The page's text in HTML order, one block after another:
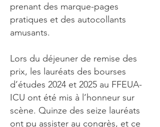
prenant des marque-pages
pratiques et des autocollants
amusants.
Lors du déjeuner de remise des
prix, les lauréats des bourses
d’études 2024 et 2025 au FFEUA-
ICU ont été mis à l’honneur sur
scène. Quinze des seize lauréats
ont pu assister au congrès, et ce